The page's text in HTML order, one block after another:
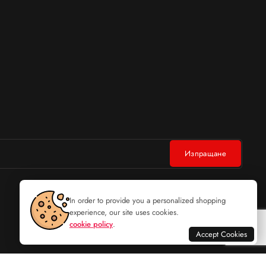
In order to provide you a personalized shopping
experience, our site uses cookies.
cookie policy.
Accept Cookies